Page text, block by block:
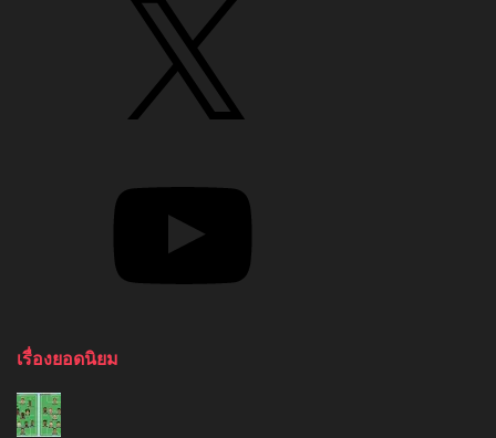
เรื่องยอดนิยม